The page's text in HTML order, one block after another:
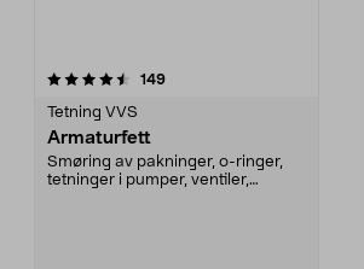
149anmeldelser
Tetning VVS
Armaturfett
Smøring av pakninger, o-ringer,
tetninger i pumper, ventiler,